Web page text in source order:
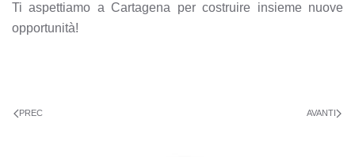
Ti aspettiamo a Cartagena per costruire insieme nuove
opportunità!
PREC AVANTI